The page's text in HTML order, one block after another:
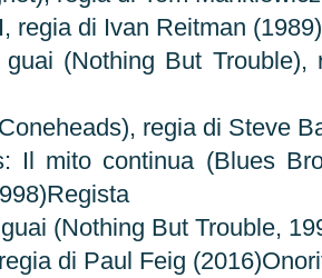
regia di Ivan Reitman (1989)
guai (Nothing But Trouble),
regia di Steve
Il mito continua (Blues
(Nothing But Trouble,
di Paul Feig